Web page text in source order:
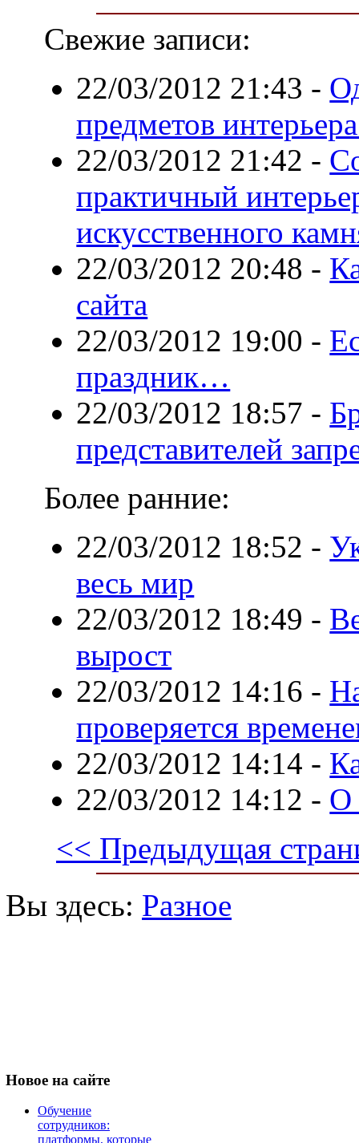
Свежие записи:
22/03/2012 21:43 -
предметов
22/03/2012 21:42 -
практичный
искусственного
22/03/2012 20:48 -
сайта
22/03/2012 19:00 -
праздник…
22/03/2012 18:57 -
представителей
Более ранние:
22/03/2012 18:52 -
весь мир
22/03/2012 18:49 -
вырост
22/03/2012 14:16 -
проверяется
22/03/2012 14:14 -
22/03/2012 14:12 - О
<< Предыдущая
Вы здесь: Разное
Новое на сайте
Обучение
сотрудников:
платформы, которые